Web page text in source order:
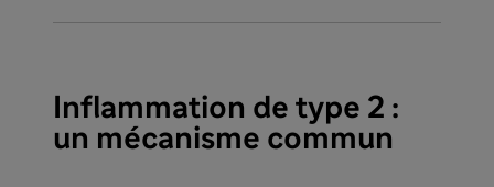
Inflammation de type 2 :
un mécanisme commun